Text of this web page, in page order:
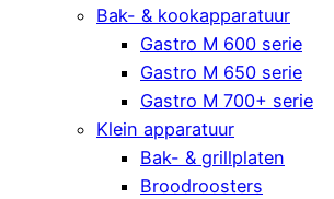
Bak- & kookapparatuur
Gastro M 600 serie
Gastro M 650 serie
Gastro M 700+ serie
Klein apparatuur
Bak- & grillplaten
Broodroosters